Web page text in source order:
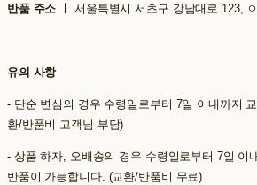
반품 주소 ㅣ 서울특별시 서초구 강남대로 123,
유의 사항
- 단순 변심의 경우 수령일로부터 7일 이내까지
환/반품비 고객님 부담)
- 상품 하자, 오배송의 경우 수령일로부터 7일 이
반품이 가능합니다. (교환/반품비 무료)